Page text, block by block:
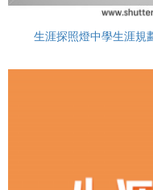
生涯探照燈中學生涯規